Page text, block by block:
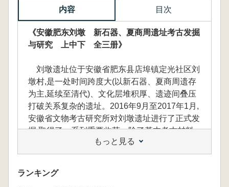
内容 目次
《安徽肥东刘墩 新石器、夏商周遗址考古发掘
与研究 上中下 全三册》
刘墩遗址位于安徽省肥东县店埠镇定光社区刘
墩村,是一处时间跨度大(以新石器、夏商周遗存
为主,延续至清代)、文化层堆积厚、遗迹间叠压
打破关系复杂的遗址。2016年9月至2017年1月,
安徽省文物考古研究所对刘墩遗址进行了正式发
掘,取得了一系列重要收获。除了基本考古材料
的梳理和发布,本报告还采用环境考古、动物考
古、分子生物学、稳定同位素等多学科手段进行
研究,基本弄清了遗址的整体堆积结构,有助于更
全面地认识江淮地区各时期的考古学文化,也为
もっと見る
ランキング